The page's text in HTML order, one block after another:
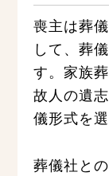
喪主は葬
して、葬
す。家族
故人の遺
儀形式を
葬儀社と